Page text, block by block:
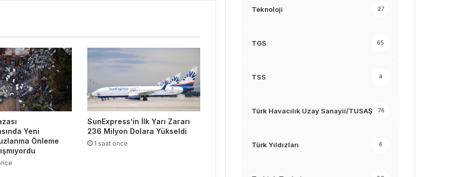
Yeni
Önleme
SunExpress’in İlk Yarı Zararı
236 Milyon Dolara Yükseldi
1 saat önce
Teknoloji 27
TGS 65
TSS 4
Türk Havacılık Uzay Sanayii/TUSAŞ 76
Türk Yıldızları 6